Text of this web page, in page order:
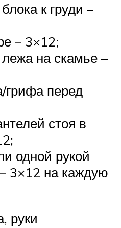
к груди –
– 3×12;
лежа на скамье –
грифа перед
стоя в
одной рукой
3×12 на каждую
руки